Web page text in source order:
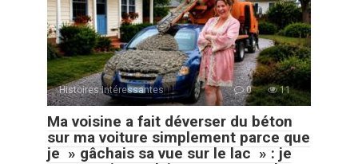
Histoires Intéressantes 0 11
Ma voisine a fait déverser du béton
sur ma voiture simplement parce que
je » gâchais sa vue sur le lac » : je